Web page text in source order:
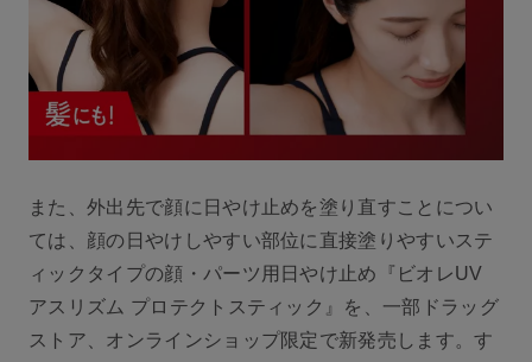
また、外出先で顔に日やけ止めを塗り直すことについ
ては、顔の日やけしやすい部位に直接塗りやすいステ
ィックタイプの顔・パーツ用日やけ止め『ビオレUV
アスリズム プロテクトスティック』を、一部ドラッグ
ストア、オンラインショップ限定で新発売します。す